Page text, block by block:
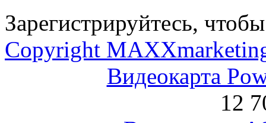
Зарегистрируйтесь,
Copyright
Видеокарта
12